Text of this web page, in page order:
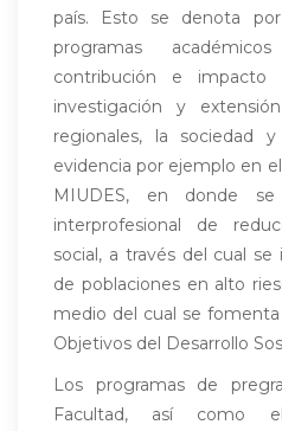
país. Esto se denota
programas
contribución e
investigación y
regionales, la sociedad
evidencia por ejemplo en
MIUDES, en donde
interprofesional de
social, a través del cual
de poblaciones en alto
medio del cual se
Objetivos del Desarrollo
Los programas de
Facultad, así como